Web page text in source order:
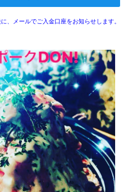
、メールでご入金口座をお知らせします。